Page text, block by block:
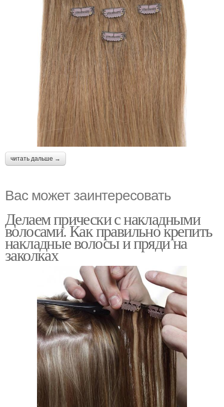
читать дальше →
Вас может заинтересовать
Делаем прически с накладными
волосами. Как правильно крепить
накладные волосы и пряди на
заколках